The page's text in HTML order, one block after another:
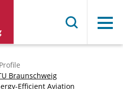
Menu
Braunschweig
Efficient Aviation